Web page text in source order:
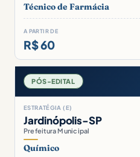
Técnico de Farmácia
A PARTIR DE
R$ 60
PÓS-EDITAL
ESTRATÉGIA (E)
Jardinópolis-SP
Prefeitura Municipal
Químico